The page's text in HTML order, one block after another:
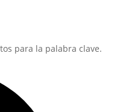
para la palabra clave.